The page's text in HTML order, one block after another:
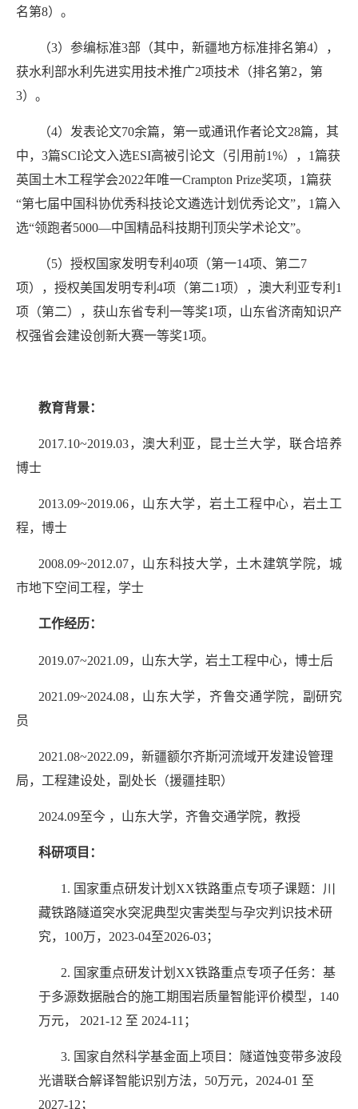
名第8）。
（3）参编标准3部（其中，新疆地方标准排名第4），
获水利部水利先进实用技术推广2项技术（排名第2，第
3）。
（4）发表论文70余篇，第一或通讯作者论文28篇，其
中， 3篇SCI论文入选ESI高被引论文（引用前1%）， 1篇获
英国土木工程学会2022年唯一Crampton Prize奖项， 1篇获
“第七届中国科协优秀科技论文遴选计划优秀论文”， 1篇入
选“领跑者5000—中国精品科技期刊顶尖学术论文”。
（5）授权国家发明专利 40项（第一14项、第二7
项），授权美国发明专利 4项（第二1项），澳大利亚专利 1
项（第二），获山东省专利一等奖1项，山东省济南知识产
权强省会建设创新大赛一等奖1项。
教育背景：
2017.10~2019.03，澳大利亚，昆士兰大学，联合培养
博士
2013.09~2019.06，山东大学，岩土工程中心，岩土工
程，博士
2008.09~2012.07，山东科技大学，土木建筑学院，城
市地下空间工程，学士
工作经历：
2019.07~2021 .09， 山东大学，岩土工程中心，博士后
2021 .09~2024.08，山东大学，齐鲁交通学院，副研究
员
2021.08~2022.09，新疆额尔齐斯河流域开发建设管理
局，工程建设处，副处长（援疆挂职）
2024.09至今 ，山东大学，齐鲁交通学院，教授
科研项目：
1. 国家重点研发计划 XX铁路重点专项子课题：川
藏铁路隧道突水突泥典型灾害类型与孕灾判识技术研
究， 100万， 2023-04至2026-03；
2. 国家重点研发计划 XX铁路重点专项子任务：基
于多源数据融合的施工期围岩质量智能评价模型， 140
万元，
2021-12 至 2024-11 ；
3. 国家自然科学基金面上项目：隧道蚀变带多波段
光谱联合解译智能识别方法， 50万元， 2024-01 至
2027-12 ；